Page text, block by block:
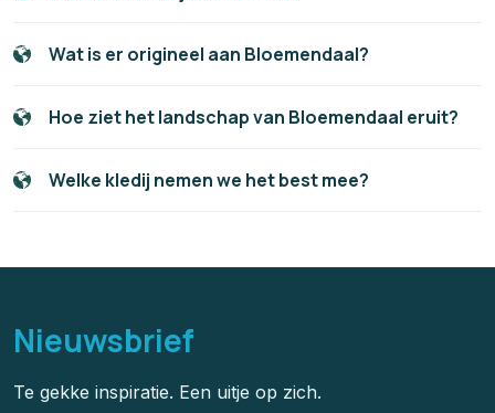
Wat is er origineel aan Bloemendaal?
Hoe ziet het landschap van Bloemendaal eruit?
Welke kledij nemen we het best mee?
Nieuwsbrief
Te gekke inspiratie. Een uitje op zich.